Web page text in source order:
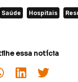
Saúde Hospitais
essa notícia